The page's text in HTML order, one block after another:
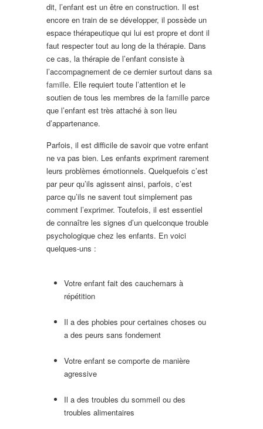
dit, l’enfant est un être en construction. Il est
encore en train de se développer, il possède un
espace thérapeutique qui lui est propre et dont il
faut respecter tout au long de la thérapie. Dans
ce cas, la thérapie de l’enfant consiste à
l’accompagnement de ce dernier surtout dans sa
famille. Elle requiert toute l’attention et le
soutien de tous les membres de la famille parce
que l’enfant est très attaché à son lieu
d’appartenance.
Parfois, il est difficile de savoir que votre enfant
ne va pas bien. Les enfants expriment rarement
leurs problèmes émotionnels. Quelquefois c’est
par peur qu’ils agissent ainsi, parfois, c’est
parce qu’ils ne savent tout simplement pas
comment l’exprimer. Toutefois, il est essentiel
de connaître les signes d’un quelconque trouble
psychologique chez les enfants. En voici
quelques-uns :
Votre enfant fait des cauchemars à
répétition
Il a des phobies pour certaines choses ou
a des peurs sans fondement
Votre enfant se comporte de manière
agressive
Il a des troubles du sommeil ou des
troubles alimentaires